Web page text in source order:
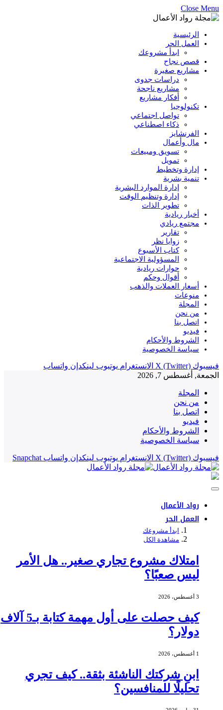
Close Menu
الرئيسية
العمل الحر
ابدأ مشروعك
قصص نجاح
مشاريع صغيرة
دراسات جدوى
مشاريع ناجحة
أفكار مشاريع
تكنولوجيا
تواصل اجتماعي
ذكاء اصطناعي
الفرنشايز
مال وأعمال
تسويق ومبيعات
تمويل
إدارة وتخطيط
تنمية بشرية
إدارة الموارد البشرية
إدارة وتنظيم الوقت
تطوير الذات
أخبار ريادية
مجتمع ريادي
تقارير
زوايا نظر
كتاب الأسبوع
المسؤولية الاجتماعية
حوارات ريادية
أقوال وحكم
أسعار العملات والذهب
منوعات
المجلة
من نحن
اتصل بنا
فيديو
الشروط والأحكام
سياسة الخصوصية
فيسبوك X (Twitter) الانستغرام يوتيوب لينكدإن واتساب
الجمعة, أغسطس 7, 2026
المجلة
من نحن
اتصل بنا
فيديو
الشروط والأحكام
سياسة الخصوصية
فيسبوك X (Twitter) الانستغرام يوتيوب لينكدإن واتساب Snapchat
رواد الأعمال
العمل الحر
ابدأ مشروعك
مشاهدة الكل
امتلاك مشروع تجاري صغير.. هل الأمر
ليس صعبًا؟
3 أغسطس، 2026
كيف حصلت على أول مهمة كتابة بـ5 آلاف
دولار؟
1 أغسطس، 2026
ابنِ شركتك الناشئة بثقة.. كيف تجري
تحليلًا للمنافسين؟